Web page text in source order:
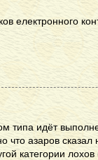
електронного
типа идёт
что азаров
категории